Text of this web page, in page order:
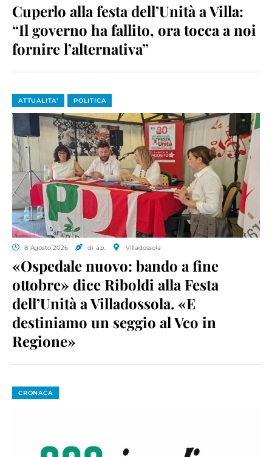
Cuperlo alla festa dell’Unità a Villa:
“Il governo ha fallito, ora tocca a noi
fornire l’alternativa”
ATTUALITA' POLITICA
8 Agosto 2026 di a.p. Villadossola
«Ospedale nuovo: bando a fine
ottobre» dice Riboldi alla Festa
dell’Unità a Villadossola. «E
destiniamo un seggio al Vco in
Regione»
CRONACA